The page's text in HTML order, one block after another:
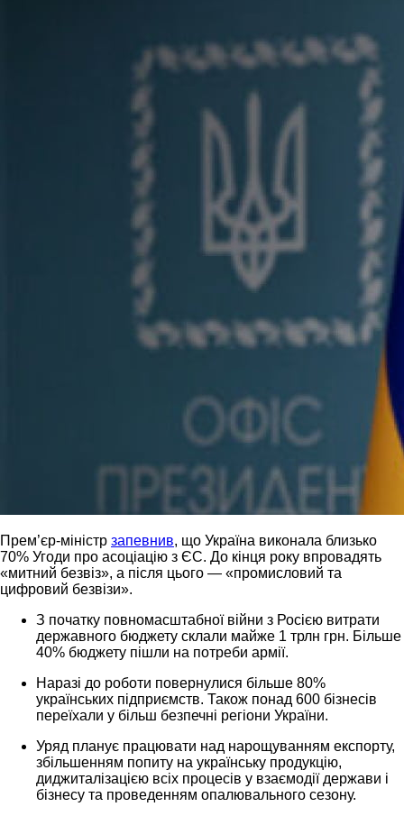
Прем’єр-міністр запевнив, що Україна виконала близько
70% Угоди про асоціацію з ЄС. До кінця року впровадять
«митний безвіз», а після цього — «промисловий та
цифровий безвізи».
З початку повномасштабної війни з Росією витрати
державного бюджету склали майже 1 трлн грн. Більше
40% бюджету пішли на потреби армії.
Наразі до роботи повернулися більше 80%
українських підприємств. Також понад 600 бізнесів
переїхали у більш безпечні регіони України.
Уряд планує працювати над нарощуванням експорту,
збільшенням попиту на українську продукцію,
диджиталізацією всіх процесів у взаємодії держави і
бізнесу та проведенням опалювального сезону.